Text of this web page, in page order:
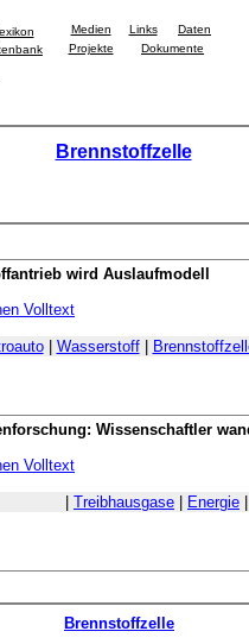
Medien Links
Daten
Projekte
Dokumente
Brennstoffzelle
wird Auslaufmodell
Volltext
| Wasserstoff|
Wissenschaftler
Volltext
Treibhausgase Energie
Brennstoffzelle